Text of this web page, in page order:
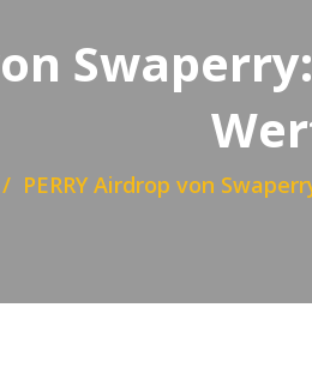
PERRY Airdrop von